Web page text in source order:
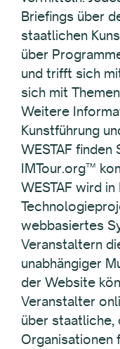
Briefings über
staatlichen
über
und trifft sich
sich mit
Weitere
Kunstführung
WESTAF finden
IMTour.org™
WESTAF wird
webbasiertes
Veranstaltern
unabhängiger
der Website
Veranstalter
über staatliche,
Organisationen